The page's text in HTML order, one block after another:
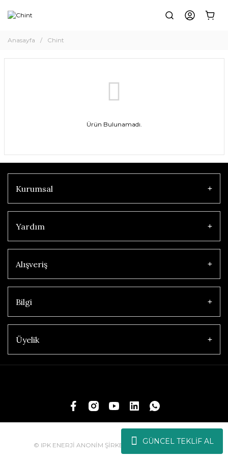
GÜNCEL TEKLİF AL
Anasayfa Chint
Ürün Bulunamadı.
Kurumsal
Yardım
Alışveriş
Bilgi
Üyelik
© IPK ENERJİ ANONİM ŞİRKETİ | Tüm Hakları Saklıdır.